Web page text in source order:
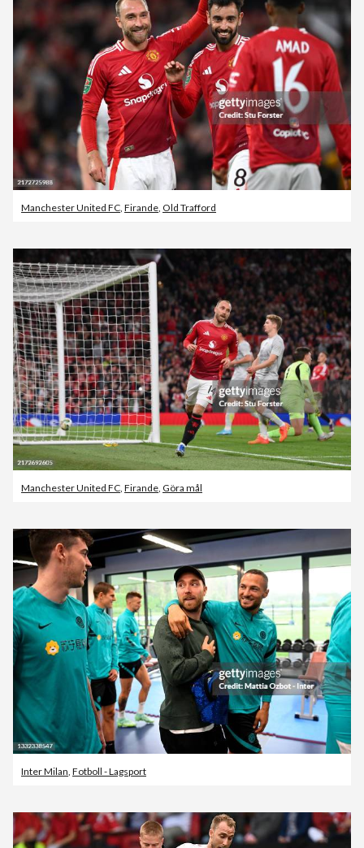
Manchester United FC Firande Old Trafford
Manchester United FC, Firande, Göra mål
Inter Milan, Fotboll - Lagsport